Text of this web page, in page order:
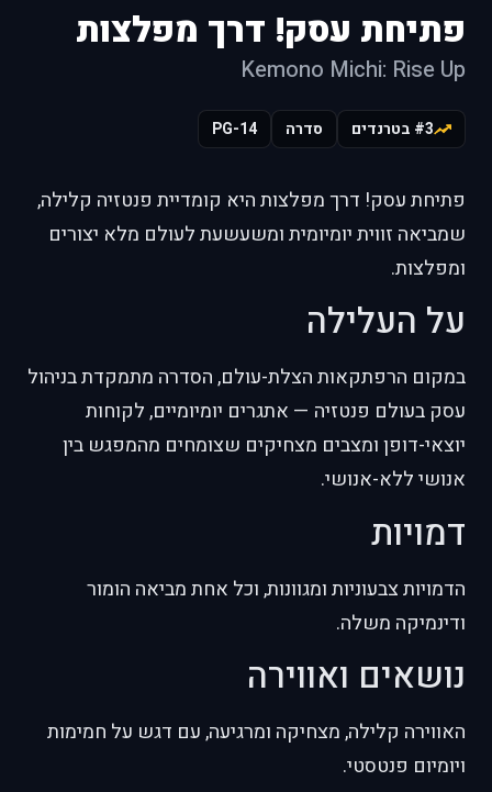
פתיחת עסק! דרך מפלצות
Kemono Michi: Rise Up
#3 בטרנדים סדרה PG-14
פתיחת עסק! דרך מפלצות היא קומדיית פנטזיה קלילה,
שמביאה זווית יומיומית ומשעשעת לעולם מלא יצורים
ומפלצות.
על העלילה
במקום הרפתקאות הצלת-עולם, הסדרה מתמקדת בניהול
עסק בעולם פנטזיה — אתגרים יומיומיים, לקוחות
יוצאי-דופן ומצבים מצחיקים שצומחים מהמפגש בין
אנושי ללא-אנושי.
דמויות
הדמויות צבעוניות ומגוונות, וכל אחת מביאה הומור
ודינמיקה משלה.
נושאים ואווירה
האווירה קלילה, מצחיקה ומרגיעה, עם דגש על חמימות
ויומיום פנטסטי.